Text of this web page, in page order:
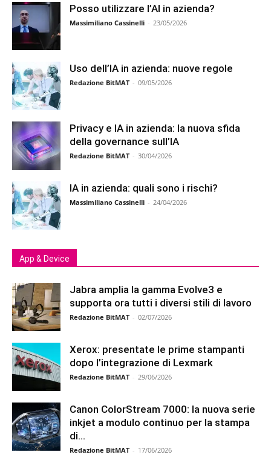
Posso utilizzare l’AI in azienda?
Massimiliano Cassinelli - 23/05/2026
Uso dell’IA in azienda: nuove regole
Redazione BitMAT - 09/05/2026
Privacy e IA in azienda: la nuova sfida
della governance sull’IA
Redazione BitMAT - 30/04/2026
IA in azienda: quali sono i rischi?
Massimiliano Cassinelli - 24/04/2026
App & Device
Jabra amplia la gamma Evolve3 e
supporta ora tutti i diversi stili di lavoro
Redazione BitMAT - 02/07/2026
Xerox: presentate le prime stampanti
dopo l’integrazione di Lexmark
Redazione BitMAT - 29/06/2026
Canon ColorStream 7000: la nuova serie
inkjet a modulo continuo per la stampa
di...
Redazione BitMAT - 17/06/2026